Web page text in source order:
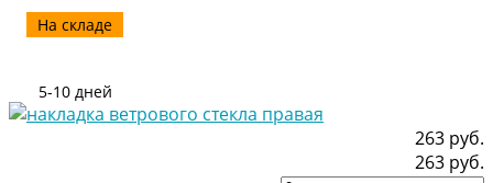
На складе
5-10 дней
263 руб.
263 руб.